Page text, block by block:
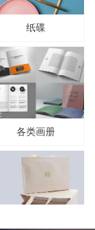
纸碟
各类画册